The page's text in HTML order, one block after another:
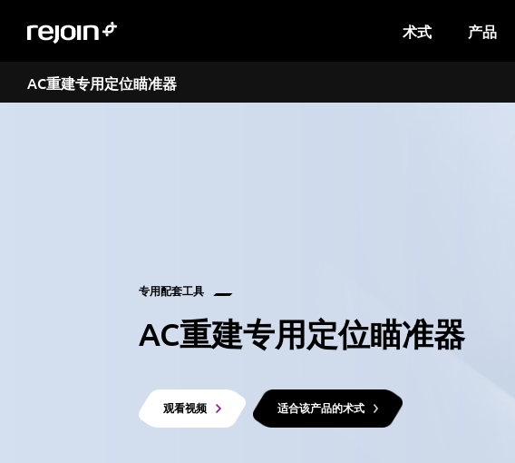
术式 产品
AC重建专用定位瞄准器
专用配套工具
AC重建专用定位瞄准器
观看视频 适合该产品的术式